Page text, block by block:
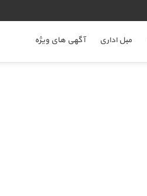
مبل اداری آگهی های ویژه